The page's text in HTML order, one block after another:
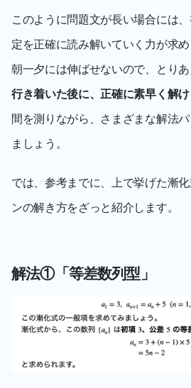
このように問題文が長い場合には
定を正確に読み解いていく力が求
朝一夕には伸ばせないので、とり
行き着いた後に、正確に素早く解け
間を測りながら、さまざまな解法
ましょう。
では、参考までに、上で挙げた漸
ンの解き方をざっと紹介します。
解法①「等差数列型」